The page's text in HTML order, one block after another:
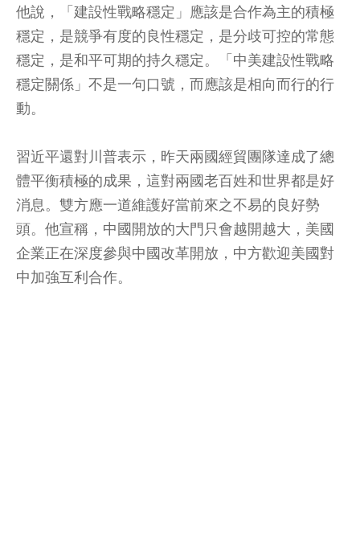
他說，「建設性戰略穩定」應該是合作為主的積極
穩定，是競爭有度的良性穩定，是分歧可控的常態
穩定，是和平可期的持久穩定。「中美建設性戰略
穩定關係」不是一句口號，而應該是相向而行的行
動。
習近平還對川普表示，昨天兩國經貿團隊達成了總
體平衡積極的成果，這對兩國老百姓和世界都是好
消息。雙方應一道維護好當前來之不易的良好勢
頭。他宣稱，中國開放的大門只會越開越大，美國
企業正在深度參與中國改革開放，中方歡迎美國對
中加強互利合作。